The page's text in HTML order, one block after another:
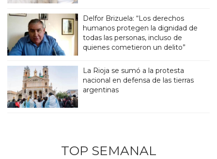
Delfor Brizuela: “Los derechos
humanos protegen la dignidad de
todas las personas, incluso de
quienes cometieron un delito”
La Rioja se sumó a la protesta
nacional en defensa de las tierras
argentinas
TOP SEMANAL